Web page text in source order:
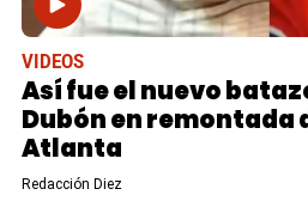
VIDEOS
Así fue el nuevo
Dubón en remontada
Atlanta
Redacción Diez